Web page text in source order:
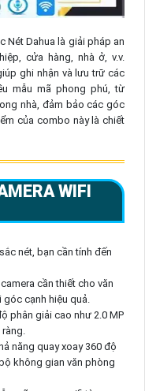
Nét Dahua là giải pháp an
cửa hàng, nhà ở, v.v.
ghi nhận và lưu trữ các
mẫu mã phong phú, từ
nhà, đảm bảo các góc
của combo này là chiết
WIFI
nét, bạn cần tính đến
cần thiết cho văn
cạnh hiệu quả.
phân giải cao như 2.0 MP
năng quay xoay 360 độ
không gian văn phòng